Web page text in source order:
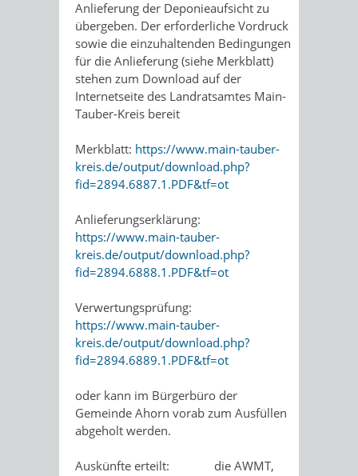
Anlieferung der Deponieaufsicht zu
übergeben. Der erforderliche Vordruck
sowie die einzuhaltenden Bedingungen
für die Anlieferung (siehe Merkblatt)
stehen zum Download auf der
Internetseite des Landratsamtes Main-
Tauber-Kreis bereit
Merkblatt: https://www.main-tauber-
kreis.de/output/download.php?
fid=2894.6887.1.PDF&tf=ot
Anlieferungserklärung:
https://www.main-tauber-
kreis.de/output/download.php?
fid=2894.6888.1.PDF&tf=ot
Verwertungsprüfung:
https://www.main-tauber-
kreis.de/output/download.php?
fid=2894.6889.1.PDF&tf=ot
oder kann im Bürgerbüro der
Gemeinde Ahorn vorab zum Ausfüllen
abgeholt werden.
Auskünfte erteilt: die AWMT,